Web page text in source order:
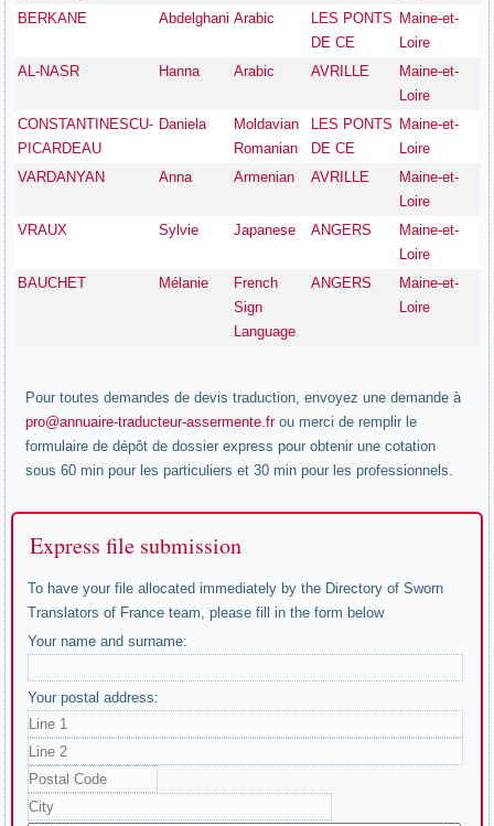
BERKANE
Abdelghani Arabic
LES PONTS
DE CE
Maine-et-
Loire
AL-NASR
Hanna Arabic AVRILLE
Maine-et-
Loire
CONSTANTINESCU-
PICARDEAU
Daniela
Moldavian
Romanian
LES PONTS
DE CE
Maine-et-
Loire
VARDANYAN
Anna Armenian AVRILLE
Maine-et-
Loire
VRAUX
Sylvie Japanese ANGERS
Maine-et-
Loire
BAUCHET
Mélanie
French
Sign
Language
ANGERS
Maine-et-
Loire
Pour toutes demandes de devis traduction, envoyez une demande à
pro@annuaire-traducteur-assermente.frou merci de remplir le
formulaire de dépôt de dossier express pour obtenir une cotation
sous 60 min pour les particuliers et 30 min pour les professionnels.
Express file submission
To have your file allocated immediately by the Directory of Sworn
Translators of France team, please fill in the form below
Your name and surname:
Your postal address: